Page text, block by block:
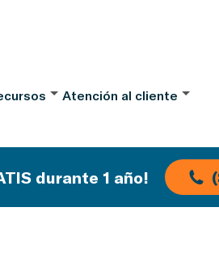
Atención al cliente
durante 1 año!